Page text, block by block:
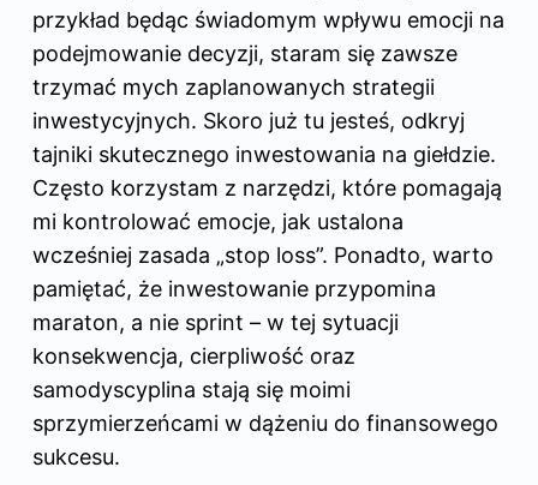
przykład będąc świadomym wpływu emocji na
podejmowanie decyzji, staram się zawsze
trzymać mych zaplanowanych strategii
inwestycyjnych. Skoro już tu jesteś, odkryj
tajniki skutecznego inwestowania na giełdzie.
Często korzystam z narzędzi, które pomagają
mi kontrolować emocje, jak ustalona
wcześniej zasada „stop loss”. Ponadto, warto
pamiętać, że inwestowanie przypomina
maraton, a nie sprint – w tej sytuacji
konsekwencja, cierpliwość oraz
samodyscyplina stają się moimi
sprzymierzeńcami w dążeniu do finansowego
sukcesu.